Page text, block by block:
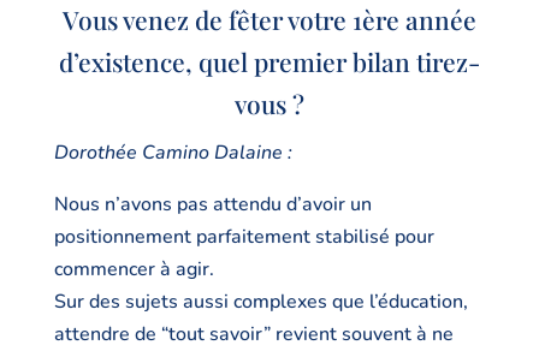
Vous venez de fêter votre 1ère année
d’existence, quel premier bilan tirez-
vous ?
Dorothée Camino Dalaine :
Nous n’avons pas attendu d’avoir un
positionnement parfaitement stabilisé pour
commencer à agir.
Sur des sujets aussi complexes que l’éducation,
attendre de “tout savoir” revient souvent à ne